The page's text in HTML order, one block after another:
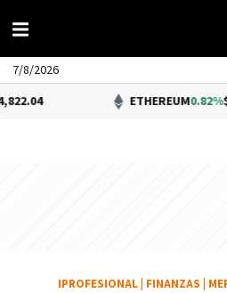
7/8/2026
ETHEREUM0.82%$1,913.21
IPROFESIONAL FINANZAS